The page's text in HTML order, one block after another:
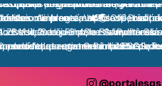
@portalesgs